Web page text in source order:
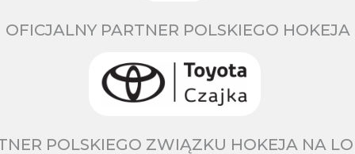
OFICJALNY PARTNER POLSKIEGO HOKEJA
POLSKIEGO ZWIĄZKU HOKEJA NA